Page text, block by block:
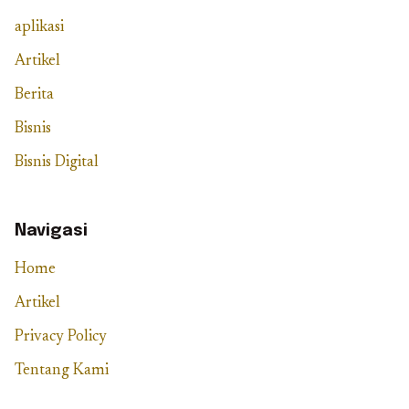
aplikasi
Artikel
Berita
Bisnis
Bisnis Digital
Navigasi
Home
Artikel
Privacy Policy
Tentang Kami